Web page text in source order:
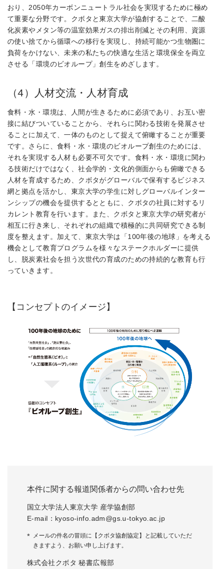
おり、2050年カーボンニュートラル社会を実現するために極め
て重要な分野です。クボタと東京大学が協創することで、二酸
化炭素やメタン等の温室効果ガスの排出削減とその利用、資源
の使い捨てから循環への移行を実現し、持続可能かつ生物圏に
負荷をかけない、未来の私たちの快適な生活と環境保全を両立
させる「環境のビオループ」創生をめざします。
（4）人材交流・人材育成
食料・水・環境は、人間が生きるために必須であり、お互い密
接に結びついていることから、それらに関わる技術を発展させ
ることに加えて、一体のものとして捉えて俯瞰することが重要
です。さらに、食料・水・環境のビオループ創生のためには、
それを実現する人材も必要不可欠です。食料・水・環境に関わ
る技術だけではなく、社会学的・文化的側面からも俯瞰できる
人材を育成するため、クボタがグローバルで保有するビジネス
網と拠点を活かし、東京大学の学生に対しグローバルインター
ンシップの機会を提供するとともに、クボタの社員に対するリ
カレント教育を行います。また、クボタと東京大学の研究者が
相互に行き来し、それぞれの組織で積極的に共同研究できる制
度を整えます。加えて、東京大学は「100年後の地球」を考える
機会として教育プログラムを様々なステークホルダーに提供
し、脱炭素社会を担う次世代の育成のための持続的な教育も行
っていきます。
【コンセプトのイメージ】
本件に関する報道関係者からの問い合わせ先
国立大学法人東京大学 産学協創部
E-mail：kyoso-info.adm@gs.u-tokyo.ac.jp
メールの件名の冒頭に【クボタ協創協定】と記載していただ
きますよう、お願い申し上げます。
株式会社クボタ 秘書広報部